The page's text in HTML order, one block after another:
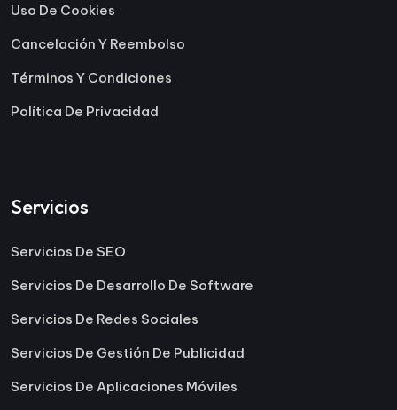
Uso De Cookies
Cancelación Y Reembolso
Términos Y Condiciones
Política De Privacidad
Servicios
Servicios De SEO
Servicios De Desarrollo De Software
Servicios De Redes Sociales
Servicios De Gestión De Publicidad
Servicios De Aplicaciones Móviles